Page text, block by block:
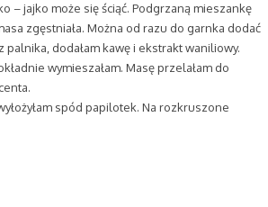
– jajko może się ściąć. Podgrzaną mieszankę
zgęstniała. Można od razu do garnka dodać
dodałam kawę i ekstrakt waniliowy.
wymieszałam. Masę przelałam do
spód papilotek. Na rozkruszone